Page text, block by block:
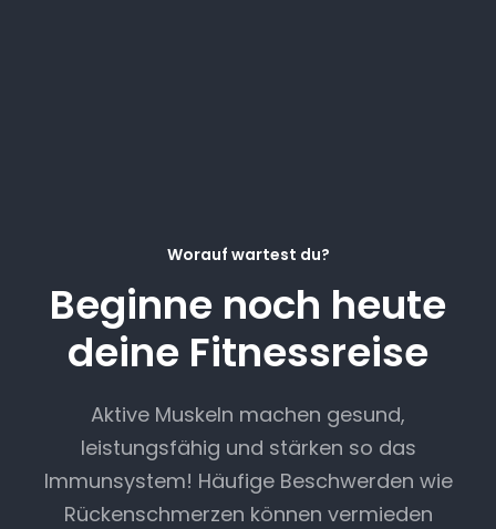
Worauf wartest du?
Beginne noch heute
deine Fitnessreise
Aktive Muskeln machen gesund,
leistungsfähig und stärken so das
Immunsystem! Häufige Beschwerden wie
Rückenschmerzen können vermieden